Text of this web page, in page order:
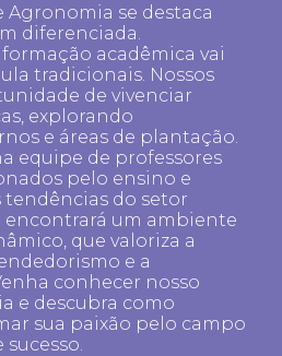
Agronomia se destaca
diferenciada.
acadêmica vai
tradicionais. Nossos
de vivenciar
explorando
e áreas de plantação.
equipe de professores
pelo ensino e
tendências do setor
encontrará um ambiente
que valoriza a
e a
conhecer nosso
e descubra como
sua paixão pelo campo